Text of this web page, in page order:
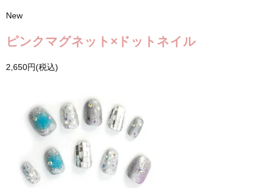
New
ピンクマグネット×ドットネイル
2,650円(税込)